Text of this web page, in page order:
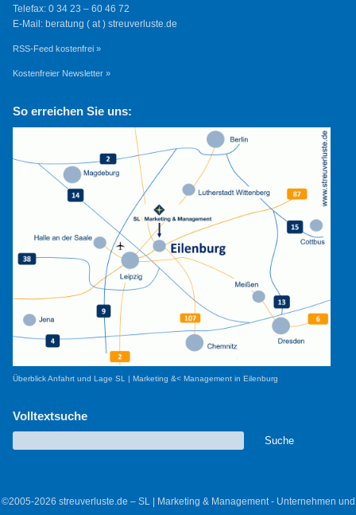
Telefax: 0 34 23 – 60 46 72
E-Mail: beratung ( at ) streuverluste.de
RSS-Feed kostenfrei »
Kostenfreier Newsletter »
So erreichen Sie uns:
Überblick Anfahrt und Lage SL | Marketing &< Management in Eilenburg
Volltextsuche
©2005-2026 streuverluste.de – SL | Marketing & Management - Unternehmen und